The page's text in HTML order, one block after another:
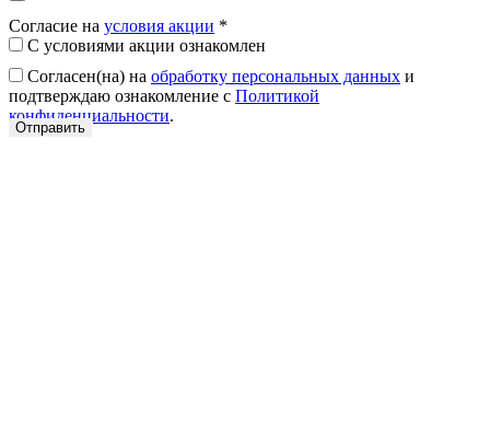
Согласие на условия акции *
С условиями акции ознакомлен
Согласен(на) на обработку персональных данных и
подтверждаю ознакомление с Политикой
конфиденциальности.